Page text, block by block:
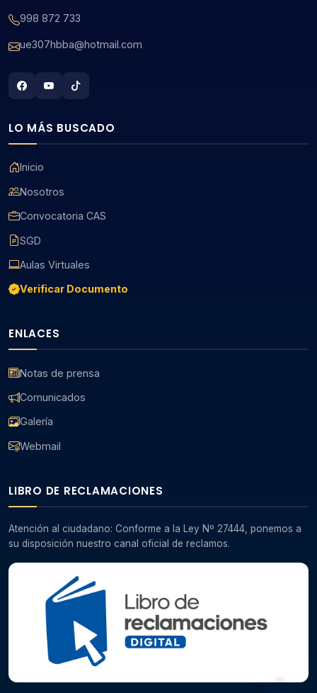
998 872 733
ue307hbba@hotmail.com
LO MÁS BUSCADO
Inicio
Nosotros
Convocatoria CAS
SGD
Aulas Virtuales
Verificar Documento
ENLACES
Notas de prensa
Comunicados
Galería
Webmail
LIBRO DE RECLAMACIONES
Atención al ciudadano: Conforme a la Ley Nº 27444, ponemos a
su disposición nuestro canal oficial de reclamos.